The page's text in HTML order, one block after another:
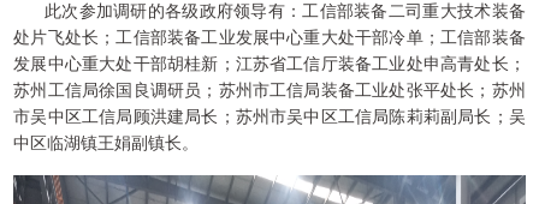
此次参加调研的各级政府领导有：工信部装备二司重大技术装备
处片飞处长；工信部装备工业发展中心重大处干部冷单；工信部装备
发展中心重大处干部胡桂新；江苏省工信厅装备工业处申高青处长；
苏州工信局徐国良调研员；苏州市工信局装备工业处张平处长；苏州
市吴中区工信局顾洪建局长；苏州市吴中区工信局陈莉莉副局长；吴
中区临湖镇王娟副镇长。